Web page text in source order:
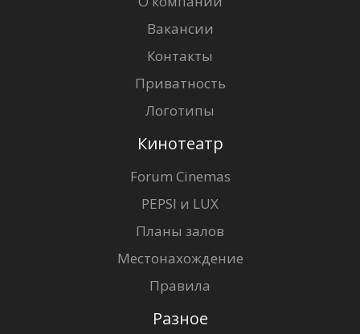
Вакансии
Контакты
Приватность
Логотипы
Кинотеатр
Forum Cinemas
PEPSI и LUX
Планы залов
Местонахождение
Правила
Разное